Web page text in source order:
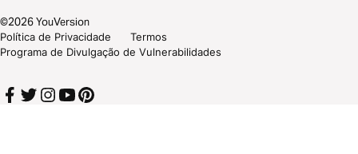
©2026YouVersion
Política de Privacidade
Termos
Programa de Divulgação de Vulnerabilidades